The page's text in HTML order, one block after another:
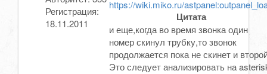
Регистрация:
18.11.2011
https://wiki.miko.ru/
Цитата
и еще,когда во время звонка один
номер скинул трубку,то звонок
продолжается пока не скинет и
Это следует анализировать на